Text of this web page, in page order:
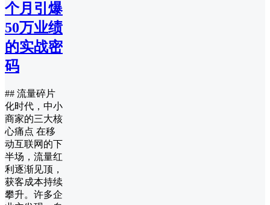
个月引爆
50万业绩
的实战密
码
## 流量碎片
化时代，中小
商家的三大核
心痛点 在移
动互联网的下
半场，流量红
利逐渐见顶，
获客成本持续
攀升。许多企